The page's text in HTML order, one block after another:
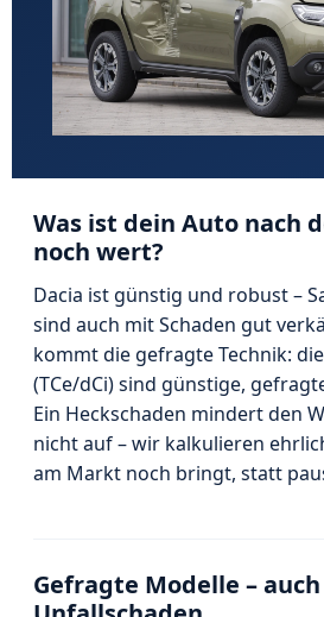
Was ist dein Auto nach
noch wert?
Dacia ist günstig und robust –
sind auch mit Schaden gut
kommt die gefragte Technik:
(TCe/dCi) sind günstige,
Ein Heckschaden mindert den
nicht auf – wir kalkulieren
am Markt noch bringt, statt
Gefragte Modelle –